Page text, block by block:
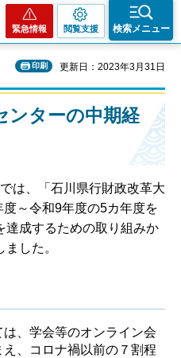
緊急情報 閲覧支援 検索メニュー
印刷 更新日：2023年3月31日
ンターの中期経
は、「石川県行財政改革大
～令和9年度の5カ年度を
達成するための取り組みか
した。
、学会等のオンライン会
、コロナ禍以前の７割程